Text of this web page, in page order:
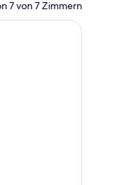
7 von 7 Zimmern
mit Vorhängen und Blick
mit einem großen Bett,